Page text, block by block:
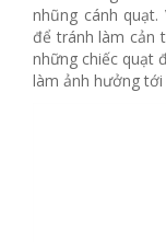
nhũng cánh
để tránh làm cản
những chiếc quạt
làm ảnh hưởng